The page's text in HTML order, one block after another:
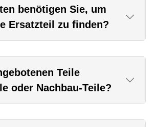
benötigen Sie, um
Ersatzteil zu finden?
Teile
oder Nachbau-Teile?